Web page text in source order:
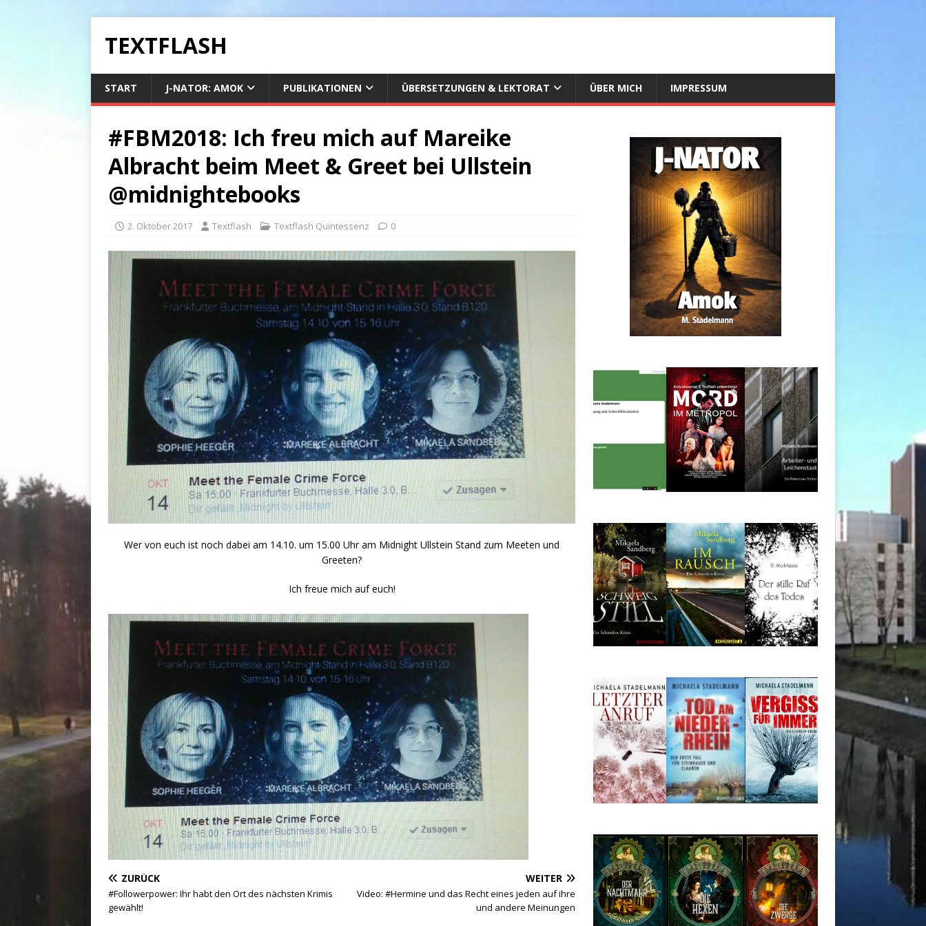
TEXTFLASH
START J-NATOR: AMOK PUBLIKATIONEN ÜBERSETZUNGEN & LEKTORAT ÜBER MICH IMPRESSUM
#FBM2018: Ich freu mich auf Mareike
Albracht beim Meet & Greet bei Ullstein
@midnightebooks
2. Oktober 2017 Textflash Textflash Quintessenz 0
Wer von euch ist noch dabei am 14.10. um 15.00 Uhr am Midnight Ullstein Stand zum Meeten und
Greeten?
Ich freue mich auf euch!
ZURÜCK
#Followerpower: Ihr habt den Ort des nächsten Krimis
gewählt!
WEITER
Video: #Hermine und das Recht eines jeden auf ihre
und andere Meinungen